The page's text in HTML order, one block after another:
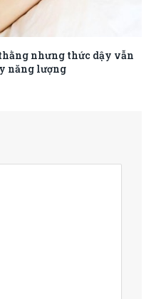
nhưng thức dậy vẫn
năng lượng